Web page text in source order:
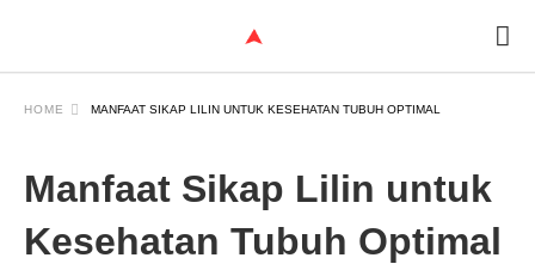
HOME MANFAAT SIKAP LILIN UNTUK KESEHATAN TUBUH OPTIMAL
Manfaat Sikap Lilin untuk
Kesehatan Tubuh Optimal